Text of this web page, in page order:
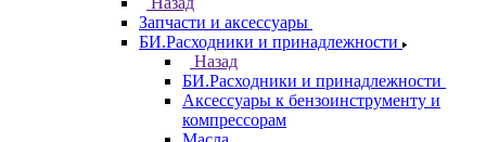
Запчасти и аксессуары
БИ.Расходники и принадлежности
Назад
БИ.Расходники и принадлежности
Аксессуары к бензоинструменту и
компрессорам